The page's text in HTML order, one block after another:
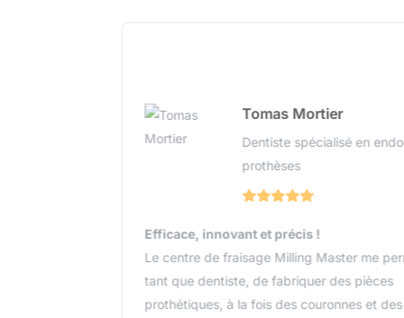
Tomas Mortier
Dentiste spécialisé en endodontie,
Efficace, innovant et précis !
Le centre de fraisage Milling Master me permet, en
tant que dentiste, de fabriquer des pièces
prothétiques, à la fois des couronnes et des bridges